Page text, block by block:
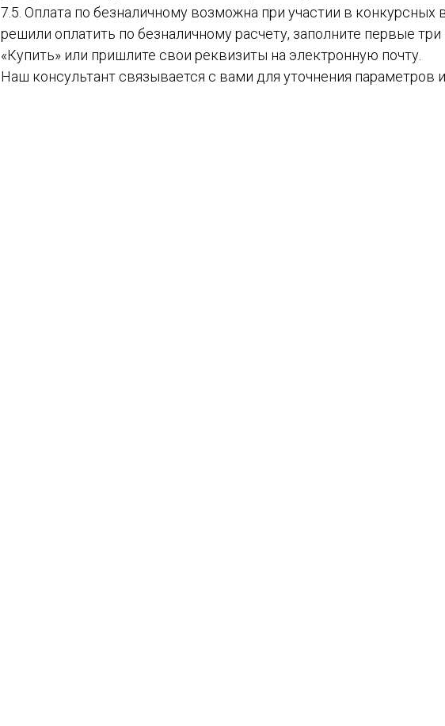
7.5. Оплата по безналичному возможна при участии в конкурсных
решили оплатить по безналичному расчету, заполните первые
«Купить» или пришлите свои реквизиты на электронную почту.
Наш консультант связывается с вами для уточнения параметров